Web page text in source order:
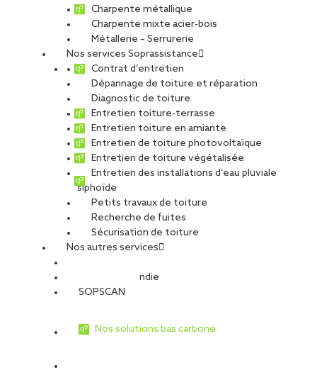
Charpente métallique
Charpente mixte acier-bois
Métallerie – Serrurerie
Nos services Soprassistance
Contrat d’entretien
Dépannage de toiture et réparation
Diagnostic de toiture
Entretien toiture-terrasse
Entretien toiture en amiante
Entretien de toiture photovoltaïque
Entretien de toiture végétalisée
Entretien des installations d’eau pluviale
siphoïde
Petits travaux de toiture
Recherche de fuites
Sécurisation de toiture
Nos autres services
Sécurité Incendie
SOPSCAN
Nos solutions bas carbone